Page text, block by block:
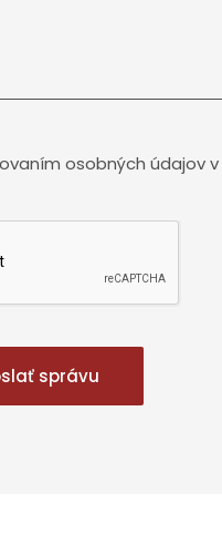
osobných údajov v
správu